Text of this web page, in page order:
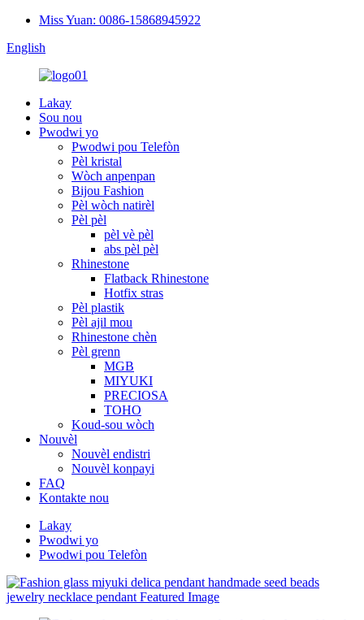
Miss Yuan: 0086-15868945922
English
Lakay
Sou nou
Pwodwi yo
Pwodwi pou Telefòn
Pèl kristal
Wòch anpenpan
Bijou Fashion
Pèl wòch natirèl
Pèl pèl
pèl vè pèl
abs pèl pèl
Rhinestone
Flatback Rhinestone
Hotfix stras
Pèl plastik
Pèl ajil mou
Rhinestone chèn
Pèl grenn
MGB
MIYUKI
PRECIOSA
TOHO
Koud-sou wòch
Nouvèl
Nouvèl endistri
Nouvèl konpayi
FAQ
Kontakte nou
Lakay
Pwodwi yo
Pwodwi pou Telefòn